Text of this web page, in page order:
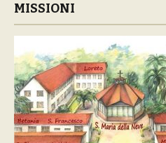
MISSIONI